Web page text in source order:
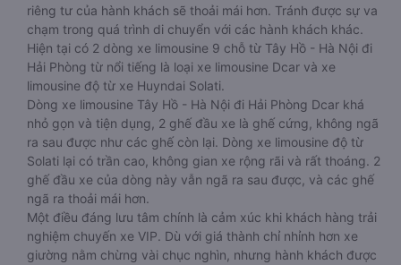
riêng tư của hành khách sẽ thoải mái hơn. Tránh được sự va
chạm trong quá trình di chuyển với các hành khách khác.
Hiện tại có 2 dòng xe limousine 9 chỗ từ Tây Hồ - Hà Nội đi
Hải Phòng từ nổi tiếng là loại xe limousine Dcar và xe
limousine độ từ xe Huyndai Solati.
Dòng xe limousine Tây Hồ - Hà Nội đi Hải Phòng Dcar khá
nhỏ gọn và tiện dụng, 2 ghế đầu xe là ghế cứng, không ngã
ra sau được như các ghế còn lại. Dòng xe limousine độ từ
Solati lại có trần cao, không gian xe rộng rãi và rất thoáng. 2
ghế đầu xe của dòng này vẫn ngã ra sau được, và các ghế
ngã ra thoải mái hơn.
Một điều đáng lưu tâm chính là cảm xúc khi khách hàng trải
nghiệm chuyến xe VIP. Dù với giá thành chỉ nhỉnh hơn xe
giường nằm chừng vài chục nghìn, nhưng hành khách được